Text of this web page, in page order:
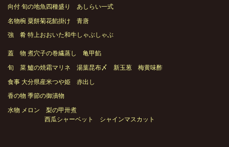
向付 旬の地魚四種盛り あしらい一式
名物椀 粟餅菊花餡掛け 青唐
強 肴 特上おおいた和牛しゃぶしゃぶ
蓋 物 煮穴子の巻繊蒸し 亀甲餡
旬 菜 鱸の焼霜マリネ 湯葉昆布〆 新玉葱 梅黄味酢
食事 大分県産米つや姫 赤出し
香の物 季節の御漬物
水物 メロン 梨の甲卅煮
西瓜シャーベット シャインマスカット